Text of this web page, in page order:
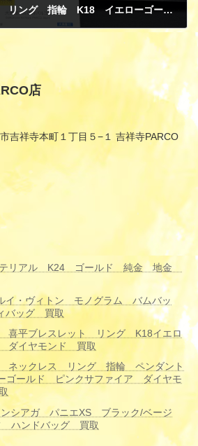
貴金属 ジュエリー リング 指輪 K18 イエローゴールド 石取れ 買取
店
吉祥寺本町１丁目５−１ 吉祥寺PARCO
テリアル K24 ゴールド 純金 地金
イ・ヴィトン モノグラム バムバッ
バッグ 買取
喜平ブレスレット リング K18イエロ
ダイヤモンド 買取
ネックレス リング 指輪 ペンダント
ゴールド ピンクサファイア ダイヤモ
シアガ パニエXS ブラック/ベージ
ハンドバッグ 買取